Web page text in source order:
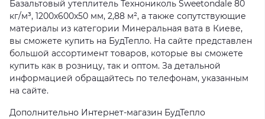
Базальтовый утеплитель Технониколь Sweetondale 80
кг/м³, 1200x600x50 мм, 2,88 м², а также сопутствующие
материалы из категории Минеральная вата в Киеве,
вы сможете купить на БудТепло. На сайте представлен
большой ассортимент товаров, которые вы сможете
купить как в розницу, так и оптом. За детальной
информацией обращайтесь по телефонам, указанным
на сайте.
Дополнительно Интернет-магазин БудТепло